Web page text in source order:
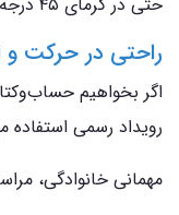
راحتی در حرکت و
اگر بخواهیم
رویداد رسمی استفاده
مهمانی خانوادگی،